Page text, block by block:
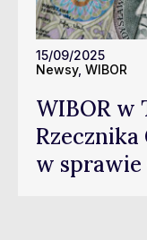
15/09/2025
Newsy, WIBOR
WIBOR w
w sprawie